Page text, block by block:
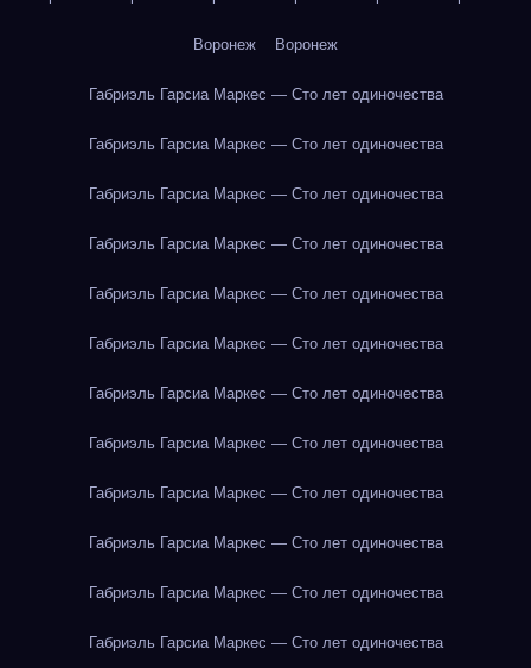
Воронеж Воронеж
Габриэль Гарсиа Маркес — Сто лет одиночества
Габриэль Гарсиа Маркес — Сто лет одиночества
Габриэль Гарсиа Маркес — Сто лет одиночества
Габриэль Гарсиа Маркес — Сто лет одиночества
Габриэль Гарсиа Маркес — Сто лет одиночества
Габриэль Гарсиа Маркес — Сто лет одиночества
Габриэль Гарсиа Маркес — Сто лет одиночества
Габриэль Гарсиа Маркес — Сто лет одиночества
Габриэль Гарсиа Маркес — Сто лет одиночества
Габриэль Гарсиа Маркес — Сто лет одиночества
Габриэль Гарсиа Маркес — Сто лет одиночества
Габриэль Гарсиа Маркес — Сто лет одиночества